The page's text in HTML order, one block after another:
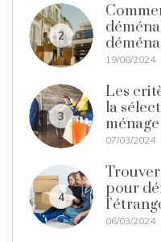
2
19/08/2024
3
Les
la
07/03/2024
4
pour
06/03/2024